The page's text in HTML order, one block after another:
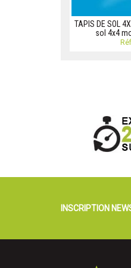
TAPIS DE SOL
sol 4x4
INSCRIPTION